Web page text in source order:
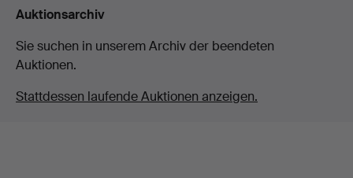
Auktionsarchiv
Sie suchen in unserem Archiv der beendeten
Auktionen.
Stattdessen laufende Auktionen anzeigen.